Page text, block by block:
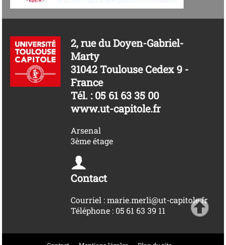
2, rue du Doyen-Gabriel-
Marty
31042 Toulouse Cedex 9 -
France
Tél. : 05 61 63 35 00
www.ut-capitole.fr
Arsenal
3ème étage
Contact
Courriel : marie.merli@ut-capitole.fr
Téléphone : 05 61 63 39 11